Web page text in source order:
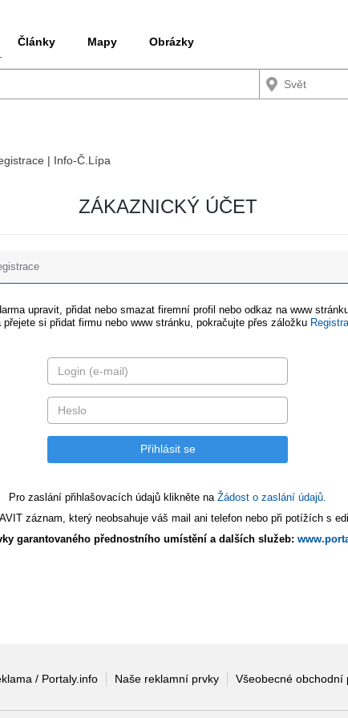
Články Mapy Obrázky
| Info-Č.Lípa
ZÁKAZNICKÝ ÚČET
upravit, přidat nebo smazat firemní profil nebo odkaz na www
přejete si přidat firmu nebo www stránku, pokračujte přes záložku
Pro zaslání přihlašovacích údajů klikněte na Žádost o zaslání údajů.
záznam, který neobsahuje váš mail ani telefon nebo při potížích s
garantovaného přednostního umístění a dalších služeb:
/ Portaly.info Naše reklamní prvky Všeobecné obchodní